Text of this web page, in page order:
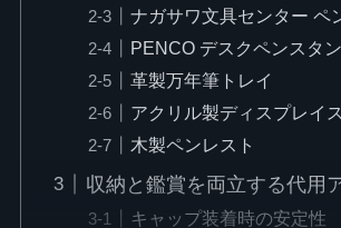
ナガサワ文具センター ペ
PENCO デスクペンスタ
革製万年筆トレイ
アクリル製ディスプレイ
木製ペンレスト
収納と鑑賞を両立する代用
キャップ装着時の安定性